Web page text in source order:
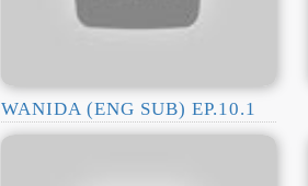
WANIDA (ENG SUB) EP.10.1